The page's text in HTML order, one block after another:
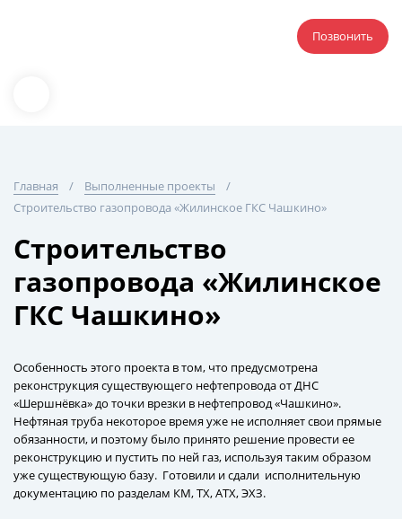
Позвонить
Главная
Выполненные проекты
Строительство газопровода «Жилинское ГКС Чашкино»
Строительство
газопровода «Жилинское
ГКС Чашкино»
Особенность этого проекта в том, что предусмотрена
реконструкция существующего нефтепровода от ДНС
«Шершнёвка» до точки врезки в нефтепровод «Чашкино».
Нефтяная труба некоторое время уже не исполняет свои прямые
обязанности, и поэтому было принято решение провести ее
реконструкцию и пустить по ней газ, используя таким образом
уже существующую базу. Готовили и сдали исполнительную
документацию по разделам КМ, ТХ, АТХ, ЭХЗ.